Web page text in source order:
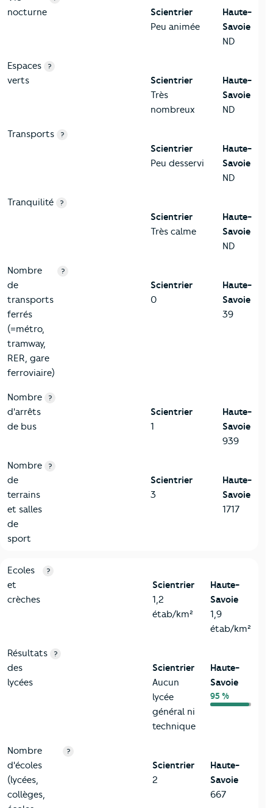
nocturne
Scientrier
Peu animée
Haute-
Savoie
ND
Espaces
verts
?
Scientrier
Très
nombreux
Haute-
Savoie
ND
Transports ?
Scientrier
Peu desservi
Haute-
Savoie
ND
Tranquilité ?
Scientrier
Très calme
Haute-
Savoie
ND
Nombre
de
transports
ferrés
(=métro,
tramway,
RER, gare
ferroviaire)
?
Scientrier
0
Haute-
Savoie
39
Nombre
d'arrêts
de bus
?
Scientrier
1
Haute-
Savoie
939
Nombre
de
terrains
et salles
de
sport
?
Scientrier
3
Haute-
Savoie
1717
4-Education
Critères
Ecoles
et
crèches
?
Scientrier
1,2
étab/km²
Haute-
Savoie
1,9
étab/km²
Résultats
des
lycées
?
Scientrier
Aucun
lycée
général ni
technique
Haute-
Savoie
95 %
Nombre
d'écoles
(lycées,
collèges,
?
Scientrier
2
Haute-
Savoie
667